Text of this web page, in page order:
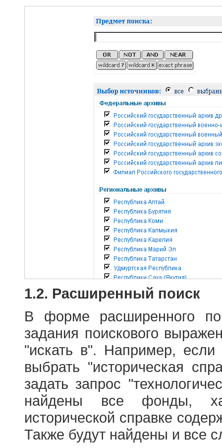
1.2. Расширенный поиск
В форме расширенного
задания поискового
"искать в". Например,
выбрать "историческая
задать запрос
найдены все фонды,
исторической справке
Также будут найдены и все